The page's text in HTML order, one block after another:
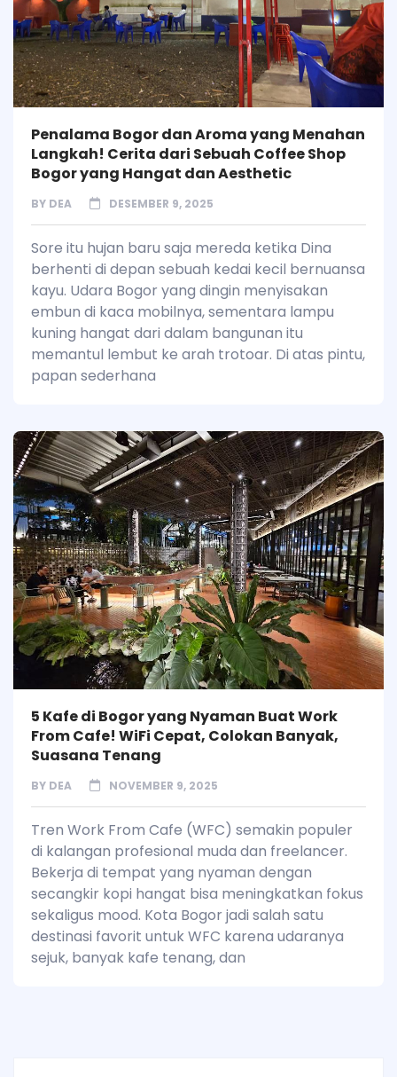
Penalama Bogor dan Aroma yang Menahan
Langkah! Cerita dari Sebuah Coffee Shop
Bogor yang Hangat dan Aesthetic
BY DEA DESEMBER 9, 2025
Sore itu hujan baru saja mereda ketika Dina
berhenti di depan sebuah kedai kecil bernuansa
kayu. Udara Bogor yang dingin menyisakan
embun di kaca mobilnya, sementara lampu
kuning hangat dari dalam bangunan itu
memantul lembut ke arah trotoar. Di atas pintu,
papan sederhana
5 Kafe di Bogor yang Nyaman Buat Work
From Cafe! WiFi Cepat, Colokan Banyak,
Suasana Tenang
BY DEA NOVEMBER 9, 2025
Tren Work From Cafe (WFC) semakin populer
di kalangan profesional muda dan freelancer.
Bekerja di tempat yang nyaman dengan
secangkir kopi hangat bisa meningkatkan fokus
sekaligus mood. Kota Bogor jadi salah satu
destinasi favorit untuk WFC karena udaranya
sejuk, banyak kafe tenang, dan